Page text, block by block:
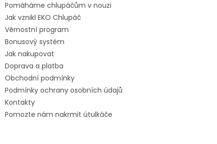
Pomáháme chlupáčům v nouzi
Jak vznikl EKO Chlupáč
Věrnostní program
Bonusový systém
Jak nakupovat
Doprava a platba
Obchodní podmínky
Podmínky ochrany osobních údajů
Kontakty
Pomozte nám nakrmit útulkáče